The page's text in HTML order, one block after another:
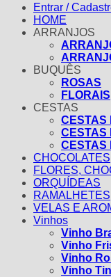
Entrar /
HOME
ARRANJOS
BUQUÊS
ROSAS
FLORAIS
CESTAS
CESTAS
CESTAS
CESTAS
CHOCOLATES
FLORES,
ORQUÍDEAS
RAMALHETES
VELAS E
Vinhos
Vinho
Vinho
Vinho
Vinho